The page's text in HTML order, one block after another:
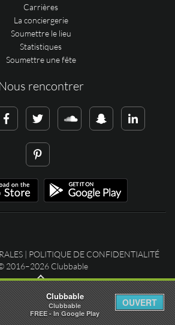
Carrières
La conciergerie
Soumettre le lieu
Statistiques
Soumettre une fête
Nous rencontrer
| POLITIQUE DE CONFIDENTIALITÉ
2016–2026 Clubbable
Clubbable
Clubbable
FREE - In Google Play
OUVERT